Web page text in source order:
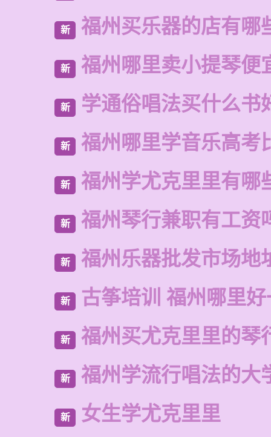
新 福州买乐器的店有哪
新 福州哪里卖小提琴便
新 学通俗唱法买什么书
新 福州哪里学音乐高考
新 福州学尤克里里有哪
新 福州琴行兼职有工资
新 福州乐器批发市场地
新 古筝培训 福州哪里
新 福州买尤克里里的琴
新 福州学流行唱法的大
新 女生学尤克里里